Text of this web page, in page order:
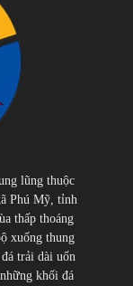
lũng thuộc
Phú Mỹ, tỉnh
thấp thoáng
xuống thung
trải dài uốn
khối đá